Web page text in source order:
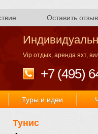
Оставить отзыв
Vip отдых, аренда яхт,
+7 (495)
Туры и идеи
Тунис